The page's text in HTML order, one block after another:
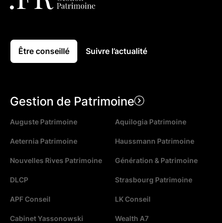
Être conseillé Suivre l’actualité
Gestion de Patrimoine
Auguste Patrimoine Aquilogia Patrimoine
Aeternia Patrimoine Haussmann Patrimoine
Nouvelles Rives Patrimoine Génération & Patrimoine
DLCP Strasbourg Patrimoine
APF Conseil LK Conseil
Cabinet Yassonowski Wealth A7